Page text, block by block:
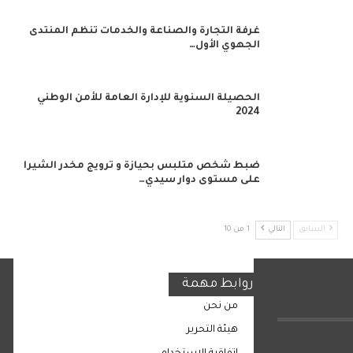
غرفة التجارة والصناعة والخدمات تنظم المنتدى
الجهوي الأول…
الحصيلة السنوية للإدارة العامة للأمن الوطني
2024
ضبط شخص متلبس بحيازة و ترويج مخدر الشيرا
على مستوى دوار سيدي…
السابق التالي 1 من 10
روابط مهمة
من نحن
هيئة التحرير